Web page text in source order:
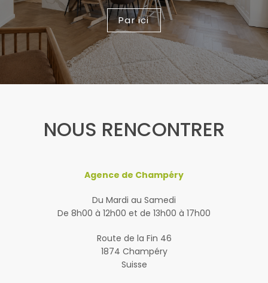
Par ici
NOUS RENCONTRER
Agence de Champéry
Du Mardi au Samedi
De 8h00 à 12h00 et de 13h00 à 17h00
Route de la Fin 46
1874 Champéry
Suisse